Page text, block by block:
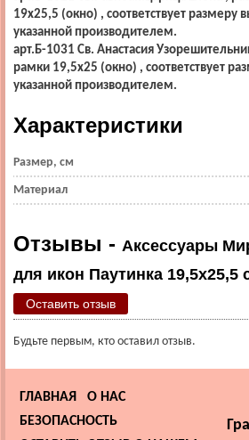
19х25,5 (окно) , соответствует размеру
указанной производителем.
арт.Б-1031 Св. Анастасия
рамки 19,5х25 (окно) , соответствует
указанной производителем.
Характеристики
Размер, см
Материал
Отзывы - Аксессуары
для икон Паутинка 19,5х25,5
Оставить отзыв
Будьте первым, кто оставил отзыв.
ГЛАВНАЯ
О НАС
БЕЗОПАСНОСТЬ